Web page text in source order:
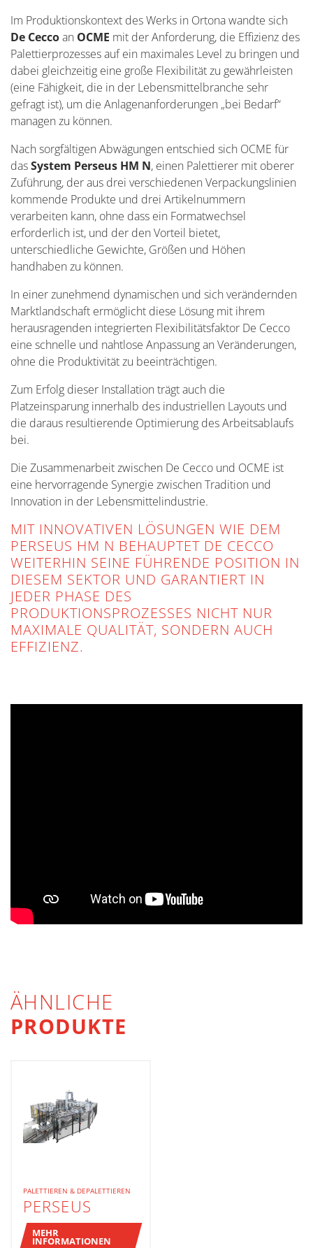
Im Produktionskontext des Werks in Ortona wandte sich
De Ceccoan OCME mit der Anforderung, die Effizienz des
Palettierprozesses auf ein maximales Level zu bringen und
dabei gleichzeitig eine große Flexibilität zu gewährleisten
(eine Fähigkeit, die in der Lebensmittelbranche sehr
gefragt ist), um die Anlagenanforderungen „bei Bedarf“
managen zu können.
Nach sorgfältigen Abwägungen entschied sich OCME für
dasSystem Perseus HM N, einen Palettierer mit oberer
Zuführung, der aus drei verschiedenen Verpackungslinien
kommende Produkte und drei Artikelnummern
verarbeiten kann, ohne dass ein Formatwechsel
erforderlich ist, und der den Vorteil bietet,
unterschiedliche Gewichte, Größen und Höhen
handhaben zu können.
In einer zunehmend dynamischen und sich verändernden
Marktlandschaft ermöglicht diese Lösung mit ihrem
herausragenden integrierten Flexibilitätsfaktor De Cecco
eine schnelle und nahtlose Anpassung an Veränderungen,
ohne die Produktivität zu beeinträchtigen.
Zum Erfolg dieser Installation trägt auch die
Platzeinsparung innerhalb des industriellen Layouts und
die daraus resultierende Optimierung des Arbeitsablaufs
bei.
Die Zusammenarbeit zwischen De Cecco und OCME ist
eine hervorragende Synergie zwischen Tradition und
Innovation in der Lebensmittelindustrie.
MIT INNOVATIVEN LÖSUNGEN WIE DEM
PERSEUS HM N BEHAUPTET DE CECCO
WEITERHIN SEINE FÜHRENDE POSITION IN
DIESEM SEKTOR UND GARANTIERT IN
JEDER PHASE DES
PRODUKTIONSPROZESSES NICHT NUR
MAXIMALE QUALITÄT, SONDERN AUCH
EFFIZIENZ.
ÄHNLICHE
PRODUKTE
PALETTIEREN & DEPALETTIEREN
PERSEUS
MEHR
INFORMATIONEN